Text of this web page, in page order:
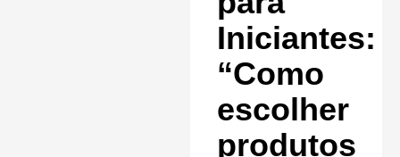
Saiba mais »
Iniciantes:
“Como
escolher
produtos